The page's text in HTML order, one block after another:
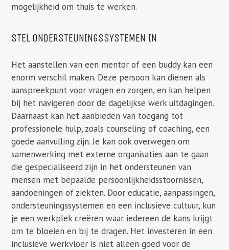
mogelijkheid om thuis te werken.
STEL ONDERSTEUNINGSSYSTEMEN IN
Het aanstellen van een mentor of een buddy kan een
enorm verschil maken. Deze persoon kan dienen als
aanspreekpunt voor vragen en zorgen, en kan helpen
bij het navigeren door de dagelijkse werk uitdagingen.
Daarnaast kan het aanbieden van toegang tot
professionele hulp, zoals counseling of coaching, een
goede aanvulling zijn. Je kan ook overwegen om
samenwerking met externe organisaties aan te gaan
die gespecialiseerd zijn in het ondersteunen van
mensen met bepaalde persoonlijkheidsstoornissen,
aandoeningen of ziekten. Door educatie, aanpassingen,
ondersteuningssystemen en een inclusieve cultuur, kun
je een werkplek creëren waar iedereen de kans krijgt
om te bloeien en bij te dragen. Het investeren in een
inclusieve werkvloer is niet alleen goed voor de